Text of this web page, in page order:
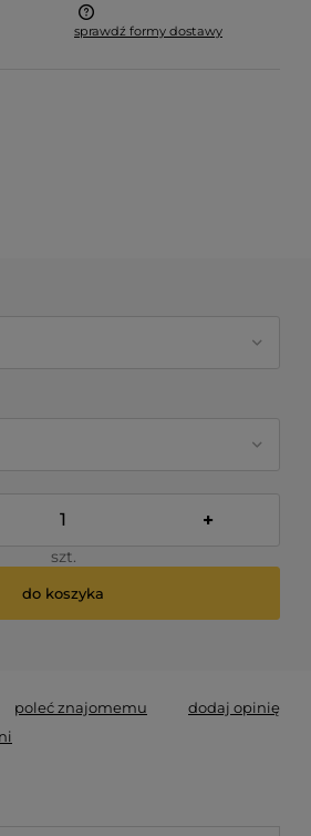
kosztów płatności
sprawdź formy dostawy
+
szt.
do koszyka
poleć znajomemu
dodaj opinię